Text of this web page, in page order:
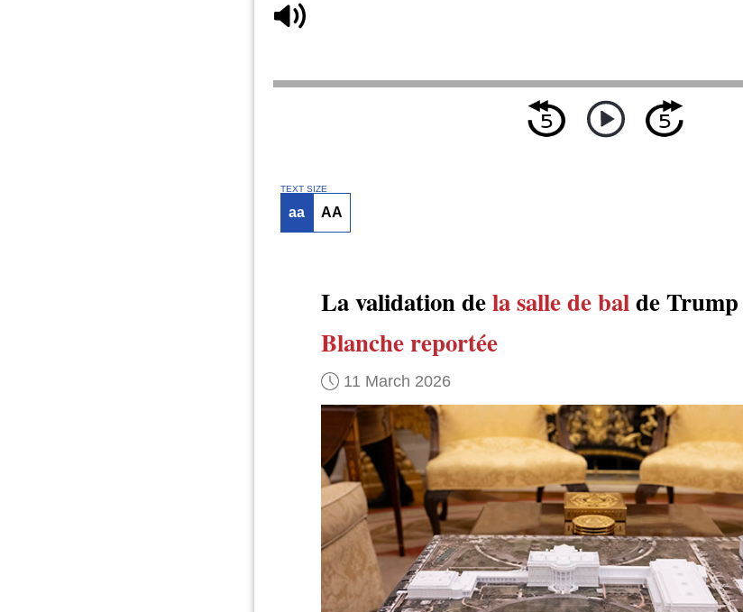
TEXT SIZE
aa AA
La validation dela salle de balde
Blanchereportée
11 March 2026